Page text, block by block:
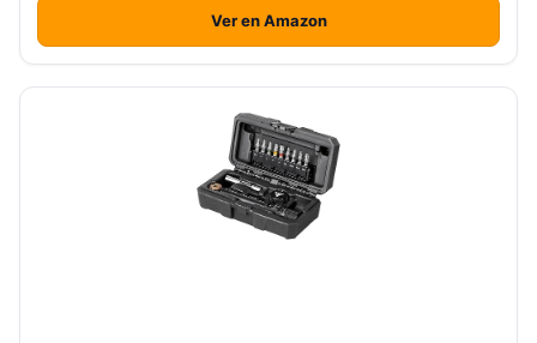
Ver en Amazon